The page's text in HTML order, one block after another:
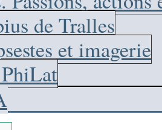
de Tralles
et imagerie